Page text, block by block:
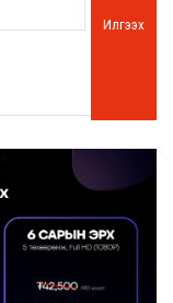
Илгээх